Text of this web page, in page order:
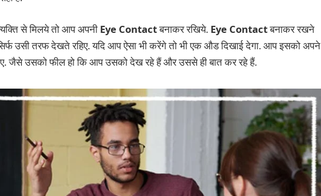
से मिलये तो आप अपनी Eye Contactबनाकर रखिये. Eye Contactबनाकर रखने
उसी तरफ देखते रहिए. यदि आप ऐसा भी करेंगे तो भी एक औड दिखाई देगा. आप इसको अपने
जैसे उसको फील हो कि आप उसको देख रहे हैं और उससे ही बात कर रहे हैं.